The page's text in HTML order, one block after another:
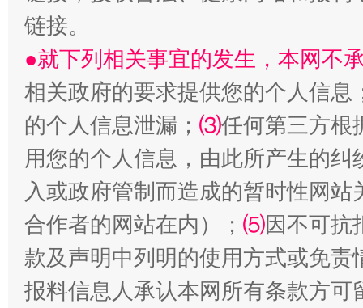
全民健身五年计划来了！等你上场
链接。
●就下列相关事宜的发生，本网不
相关政府的要求提供您的个人信息
的个人信息泄漏； ⑶任何第三方根
用您的个人信息，由此所产生的纠
入或政府管制而造成的暂时性网
合作者的网站在内）； ⑸因不可抗
款及声明中列明的使用方式或免责
报料信息人承认本网所有条款方